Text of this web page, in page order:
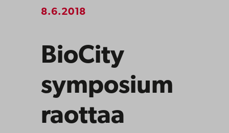
8.6.2018
BioCity
symposium
raottaa